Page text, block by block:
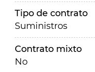
Tipo de contrato
Suministros
Contrato mixto
No